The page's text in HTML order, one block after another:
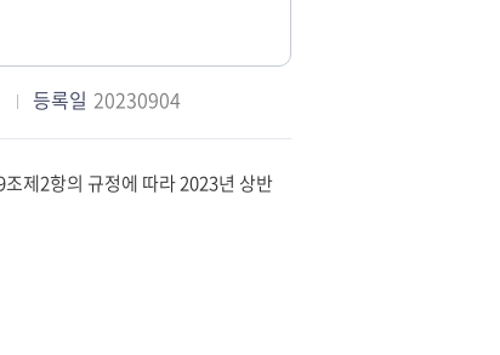
등록일 20230904